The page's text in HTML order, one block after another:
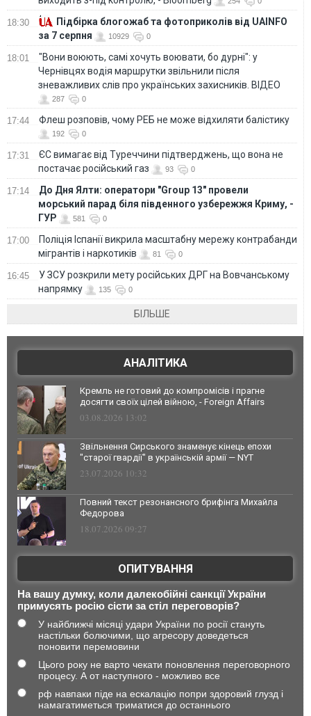
18:30
Підбірка блогожаб та фотоприколів від UAINFO
за 7 серпня
10929 0
18:01
"Вони воюють, самі хочуть воювати, бо дурні": у
Чернівцях водія маршрутки звільнили після
зневажливих слів про українських захисників. ВІДЕО
287 0
17:44 Флеш розповів, чому РЕБ не може відхиляти балістику
192 0
17:31
ЄС вимагає від Туреччини підтверджень, що вона не
постачає російський газ
93 0
17:14
До Дня Ялти: оператори "Group 13" провели
морський парад біля південного узбережжя Криму, -
ГУР
581 0
17:00
Поліція Іспанії викрила масштабну мережу контрабанди
мігрантів і наркотиків
81 0
16:45
У ЗСУ розкрили мету російських ДРГ на Вовчанському
напрямку
135 0
БІЛЬШЕ
АНАЛІТИКА
Кремль не готовий до компромісів і прагне
досягти своїх цілей війною, - Foreign Affairs
03.08.2026 13:02
Звільнення Сирського знаменує кінець епохи
"старої гвардії" в українській армії — NYT
23.07.2026 10:32
Повний текст резонансного брифінга Михайла
Федорова
18.07.2026 09:27
ОПИТУВАННЯ
На вашу думку, коли далекобійні санкції України
примусять росію сісти за стіл переговорів?
У найближчі місяці удари України по росії стануть
настільки болючими, що агресору доведеться
поновити перемовини
Цього року не варто чекати поновлення переговорного
процесу. А от наступного - можливо все
рф навпаки піде на ескалацію попри здоровий глузд і
намагатиметься триматися до останнього